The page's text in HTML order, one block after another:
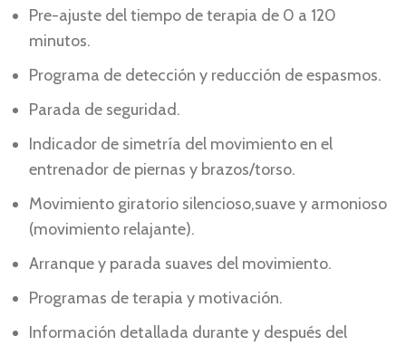
Pre-ajuste del tiempo de terapia de 0 a 120
minutos.
Programa de detección y reducción de espasmos.
Parada de seguridad.
Indicador de simetría del movimiento en el
entrenador de piernas y brazos/torso.
Movimiento giratorio silencioso,suave y armonioso
(movimiento relajante).
Arranque y parada suaves del movimiento.
Programas de terapia y motivación.
Información detallada durante y después del